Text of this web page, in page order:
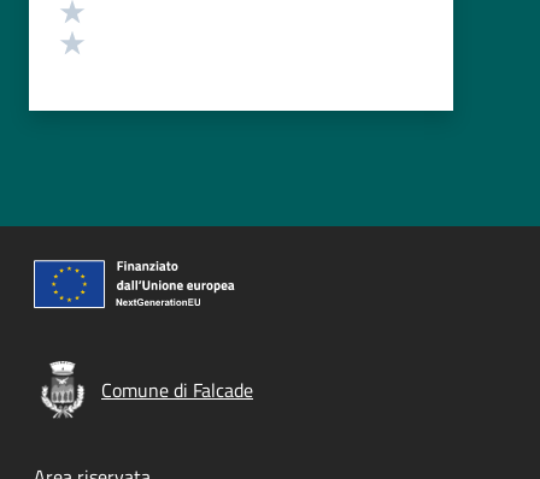
Comune di Falcade